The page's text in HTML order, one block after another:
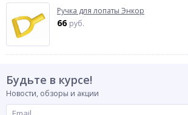
Ручка для лопаты Энкор
66 руб.
Будьте в курсе!
Новости, обзоры и акции